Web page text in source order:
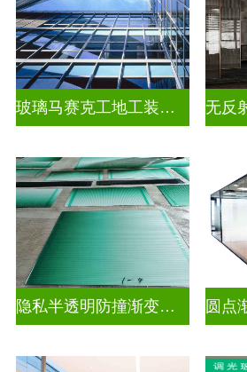
玻璃马赛克工地工装装饰玻璃
隐私半透明防撞渐变装饰玻璃